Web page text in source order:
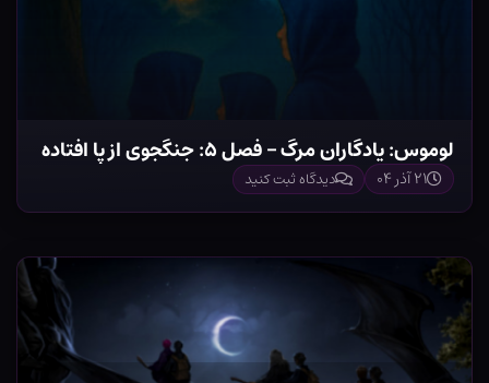
لوموس: یادگاران مرگ – فصل ۵: جنگجوی از پا افتاده
۲۱ آذر ۰۴ دیدگاه ثبت کنید